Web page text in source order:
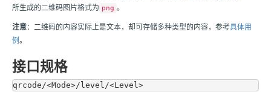
所生成的二维码图片格式为 png 。
注意：二维码的内容实际上是文本，却可存储多种类型的内容，参考具体用
例。
接口规格